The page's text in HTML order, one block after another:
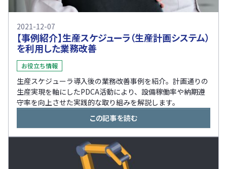
2021-12-07
【事例紹介】生産スケジューラ（生産計画システム）
を利用した業務改善
お役立ち情報
生産スケジューラ導入後の業務改善事例を紹介。計画通りの
生産実現を軸にしたPDCA活動により、設備稼働率や納期遵
守率を向上させた実践的な取り組みを解説します。
この記事を読む